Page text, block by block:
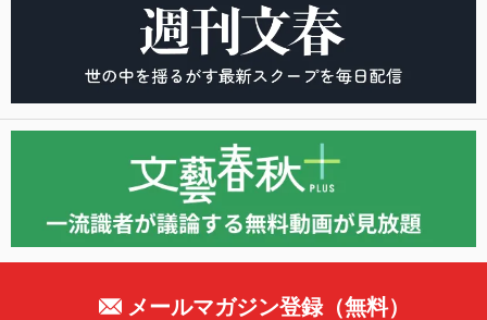
メールマガジン登録（無料）